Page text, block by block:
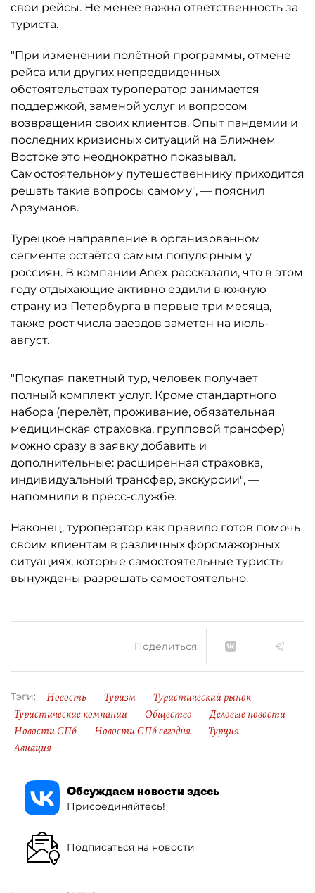
свои рейсы. Не менее важна ответственность за
туриста.
"При изменении полётной программы, отмене
рейса или других непредвиденных
обстоятельствах туроператор занимается
поддержкой, заменой услуг и вопросом
возвращения своих клиентов. Опыт пандемии и
последних кризисных ситуаций на Ближнем
Востоке это неоднократно показывал.
Самостоятельному путешественнику приходится
решать такие вопросы самому", — пояснил
Арзуманов.
Турецкое направление в организованном
сегменте остаётся самым популярным у
россиян. В компании Anex рассказали, что в этом
году отдыхающие активно ездили в южную
страну из Петербурга в первые три месяца,
также рост числа заездов заметен на июль-
август.
"Покупая пакетный тур, человек получает
полный комплект услуг. Кроме стандартного
набора (перелёт, проживание, обязательная
медицинская страховка, групповой трансфер)
можно сразу в заявку добавить и
дополнительные: расширенная страховка,
индивидуальный трансфер, экскурсии", —
напомнили в пресс-службе.
Наконец, туроператор как правило готов помочь
своим клиентам в различных форсмажорных
ситуациях, которые самостоятельные туристы
вынуждены разрешать самостоятельно.
Поделиться:
Тэги: Новость Туризм
Туристический рынок
Туристические компании
Общество
Деловые новости
Новости СПб
Новости СПб сегодня
Турция
Авиация
Обсуждаем новости здесь
Присоединяйтесь!
Подписаться на новости